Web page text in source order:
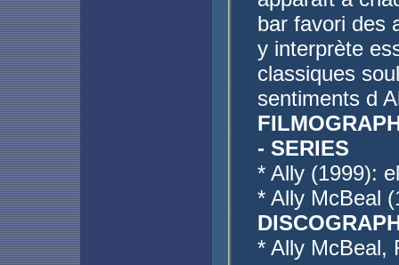
bar favori des
y interprète
classiques
sentiments d
- SERIES
* Ally (1999):
* Ally McBeal
* Ally McBeal,